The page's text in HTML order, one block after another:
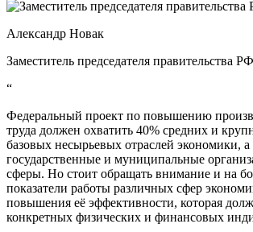
Александр Новак
Заместитель председателя правительства РФ
“
Федеральный проект по повышению
труда должен охватить 40% средних и
базовых несырьевых отраслей экономики, а
государственные и муниципальные
сферы. Но стоит обращать внимание и на
показатели работы различных сфер
повышения её эффективности, которая
конкретных физических и финансовых